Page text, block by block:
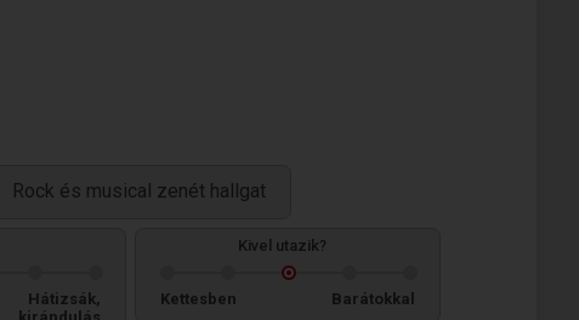
Rock és musical zenét hallgat
Hátizsák,
Kivel utazik?
Kettesben Barátokkal